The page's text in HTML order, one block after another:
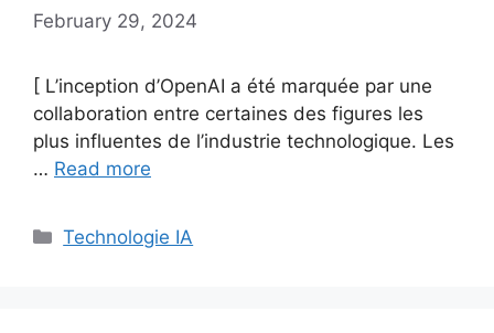
February 29, 2024
[ L’inception d’OpenAI a été marquée par une
collaboration entre certaines des figures les
plus influentes de l’industrie technologique. Les
… Read more
Categories
Technologie IA